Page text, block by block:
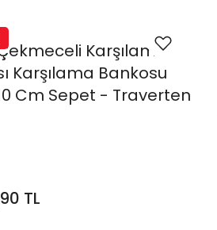
Karşılama
Karşılama Bankosu
Cm Sepet - Traverten
TL